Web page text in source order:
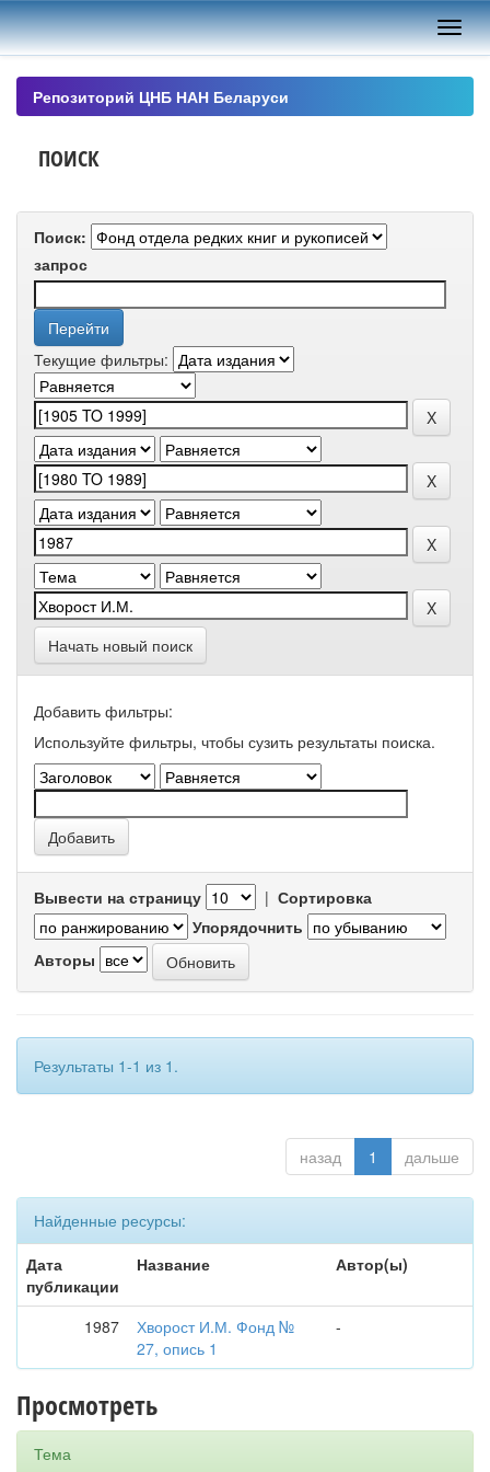
Skip
navigation
Репозиторий ЦНБ НАН Беларуси
ПОИСК
Поиск:
запрос
Текущие фильтры:
Начать новый поиск
Добавить фильтры:
Используйте фильтры, чтобы сузить результаты поиска.
Вывести на страницу | Сортировка
Упорядочнить
Авторы
Результаты 1-1 из 1.
назад 1 дальше
Найденные ресурсы:
Дата
публикации
Название Автор(ы)
1987
Хворост И.М. Фонд №
27, опись 1
-
Просмотреть
Тема